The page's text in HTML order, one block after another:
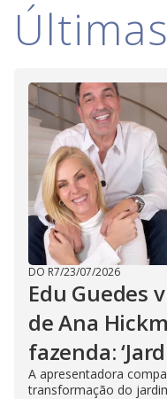
Últimas
DO R7/23/07/2026
Edu Guedes
de Ana
fazenda:
A apresentadora
transformação do